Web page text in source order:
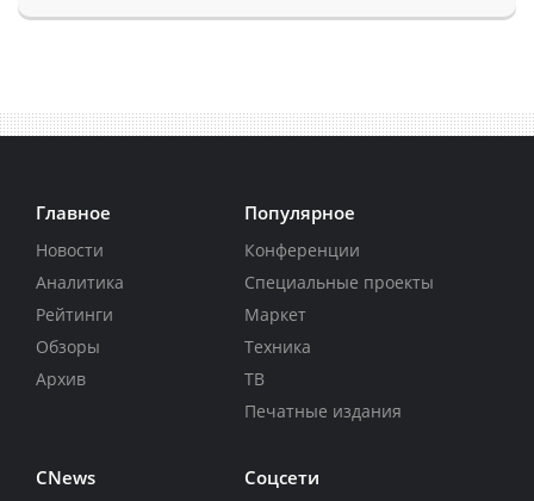
Главное
Новости
Аналитика
Рейтинги
Обзоры
Архив
Популярное
Конференции
Специальные проекты
Маркет
Техника
ТВ
Печатные издания
CNews Соцсети